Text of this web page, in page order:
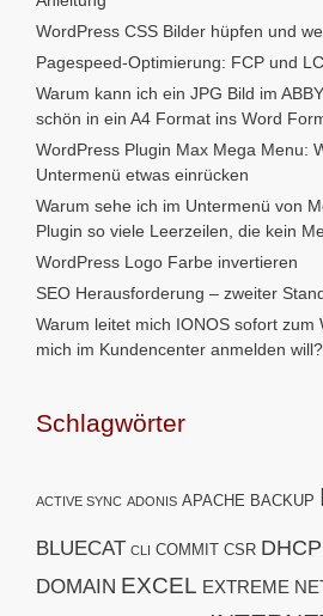
WordPress CSS Bilder hüpfen und
Pagespeed-Optimierung: FCP und
Warum kann ich ein JPG Bild im
schön in ein A4 Format ins Word
WordPress Plugin Max Mega Menu:
Untermenü etwas einrücken
Warum sehe ich im Untermenü von
Plugin so viele Leerzeilen, die kein
WordPress Logo Farbe invertieren
SEO Herausforderung – zweiter
Warum leitet mich IONOS sofort zum
mich im Kundencenter anmelden will?
Schlagwörter
ACTIVE SYNC ADONIS APACHE BACKUP
BLUECAT CLI COMMIT CSR DHCP
DOMAIN EXCEL EXTREME